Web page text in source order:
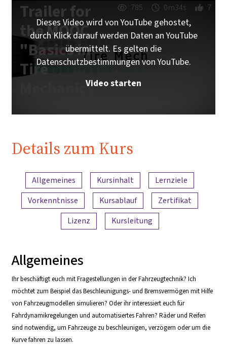
Trailer for
the MOOC
"Basics in
Tire
Mechanics"
785 0m34s 7
Dieses Video wird von YouTube gehostet,
durch Klick darauf werden Daten an YouTube
übermittelt. Es gelten die
Datenschutzbestimmungen von YouTube.
Video starten
Details zum Kurs
Inhaltsübersicht
Allgemeines Kursinhalt
Lernziele
Vorkenntnisse
Kursablauf
Zertifikat
Lizenz
Kursleitung
Allgemeines
Ihr beschäftigt euch mit Fragestellungen in der Fahrzeugtechnik? Ich
möchtet zum Beispiel das Beschleunigungs- und Bremsvermögen mit Hilfe
von Fahrzeugmodellen simulieren? Oder ihr interessiert euch für
Fahrdynamikregelungen und automatisiertes Fahren? Räder und Reifen
sind notwendig, um Fahrzeuge zu beschleunigen, verzögern oder um die
Kurve fahren zu lassen.